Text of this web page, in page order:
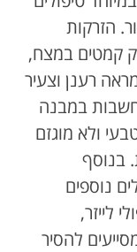
הזרקות
קמטים במצח,
רענן וצעיר
במבנה
ולא מוגזם
בנוסף
נוספים
לייזר,
להסיר